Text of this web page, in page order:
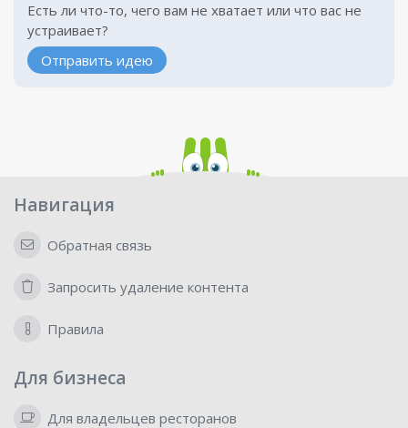
Есть ли что-то, чего вам не хватает или что вас не
устраивает?
Отправить идею
Навигация
Обратная связь
Запросить удаление контента
Правила
Для бизнеса
Для владельцев ресторанов